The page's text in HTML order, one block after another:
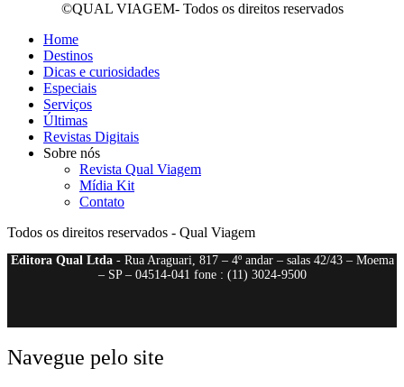
©QUAL VIAGEM- Todos os direitos reservados
Home
Destinos
Dicas e curiosidades
Especiais
Serviços
Últimas
Revistas Digitais
Sobre nós
Revista Qual Viagem
Mídia Kit
Contato
Todos os direitos reservados - Qual Viagem
Editora Qual Ltda- Rua Araguari, 817 – 4º andar – salas 42/43 – Moema
– SP – 04514-041 fone : (11) 3024-9500
Navegue pelo site